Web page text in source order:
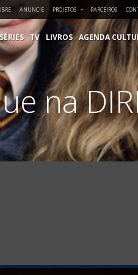
ANUNCIE PROJETOS PARCEIROS
SÉRIES TV LIVROS AGENDA
na